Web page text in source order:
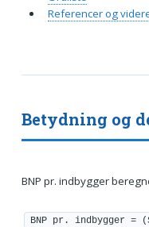
Betydning og
BNP pr. indbygger
BNP pr. indbygger =
Referencer og